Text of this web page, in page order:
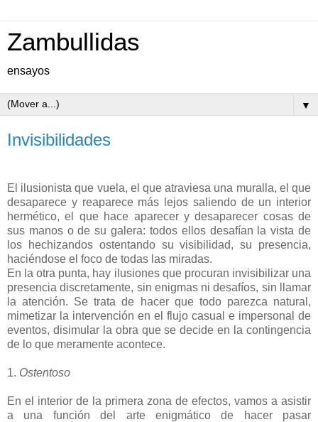
Zambullidas
ensayos
▼
Invisibilidades
El ilusionista que vuela, el que atraviesa una muralla, el que
desaparece y reaparece más lejos saliendo de un interior
hermético, el que hace aparecer y desaparecer cosas de
sus manos o de su galera: todos ellos desafían la vista de
los hechizandos ostentando su visibilidad, su presencia,
haciéndose el foco de todas las miradas.
En la otra punta, hay ilusiones que procuran invisibilizar una
presencia discretamente, sin enigmas ni desafíos, sin llamar
la atención. Se trata de hacer que todo parezca natural,
mimetizar la intervención en el flujo casual e impersonal de
eventos, disimular la obra que se decide en la contingencia
de lo que meramente acontece.
1. Ostentoso
En el interior de la primera zona de efectos, vamos a asistir
a una función del arte enigmático de hacer pasar